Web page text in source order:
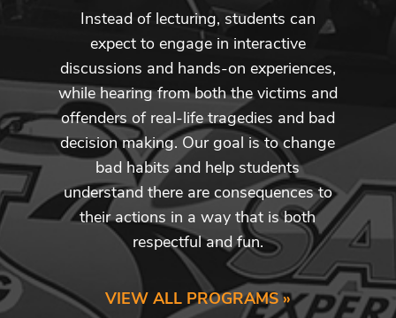
Instead of lecturing, students can
expect to engage in interactive
discussions and hands-on experiences,
while hearing from both the victims and
offenders of real-life tragedies and bad
decision making. Our goal is to change
bad habits and help students
understand there are consequences to
their actions in a way that is both
respectful and fun.
VIEW ALL PROGRAMS »